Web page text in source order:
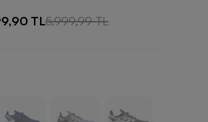
TL5.999,99 TL